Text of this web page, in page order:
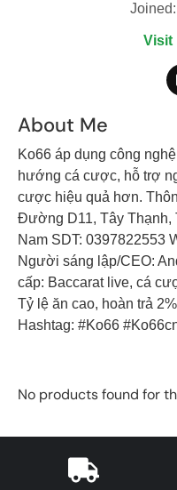
Visit
About Me
Ko66 áp dụng công
hướng cá cược, hỗ trợ
cược hiệu quả hơn.
Đường D11, Tây Thạnh,
Nam SDT: 0397822553
Người sáng lập/CEO:
cấp: Baccarat live, cá
Tỷ lệ ăn cao, hoàn trả
Hashtag: #Ko66
No products found for